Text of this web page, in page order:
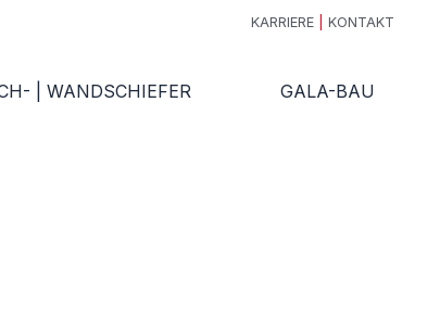
KARRIERE KONTAKT
| WANDSCHIEFER GALA-BAU